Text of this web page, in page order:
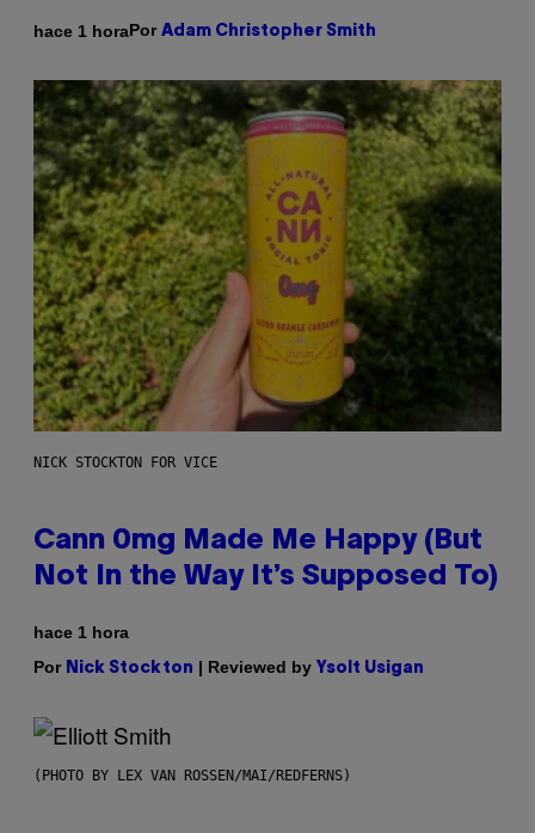
hace 1 horaPor Adam Christopher Smith
NICK STOCKTON FOR VICE
Cann 0mg Made Me Happy (But
Not In the Way It’s Supposed To)
hace 1 hora
Por Nick Stockton | Reviewed by Ysolt Usigan
(PHOTO BY LEX VAN ROSSEN/MAI/REDFERNS)